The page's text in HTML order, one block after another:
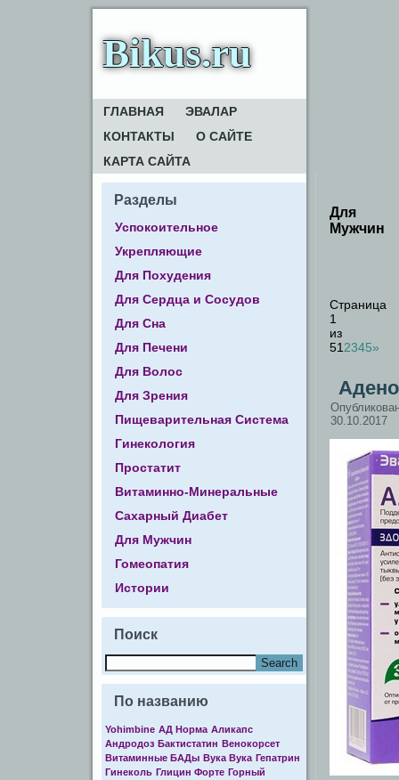
Bikus.ru
ГЛАВНАЯ
ЭВАЛАР
КОНТАКТЫ
О САЙТЕ
КАРТА САЙТА
Разделы
Успокоительное
Укрепляющие
Для Похудения
Для Сердца и Сосудов
Для Сна
Для Печени
Для Волос
Для Зрения
Пищеварительная Система
Гинекология
Простатит
Витаминно-Минеральные
Сахарный Диабет
Для Мужчин
Гомеопатия
Истории
Поиск
По названию
Yohimbine АД Норма Аликапс
Андродоз Бактистатин Венокорсет
Витаминные БАДы Вука Вука Гепатрин
Гинеколь Глицин Форте Горный
Для
Мужчин
Страница
1
из
51 2345»
30.10.2017